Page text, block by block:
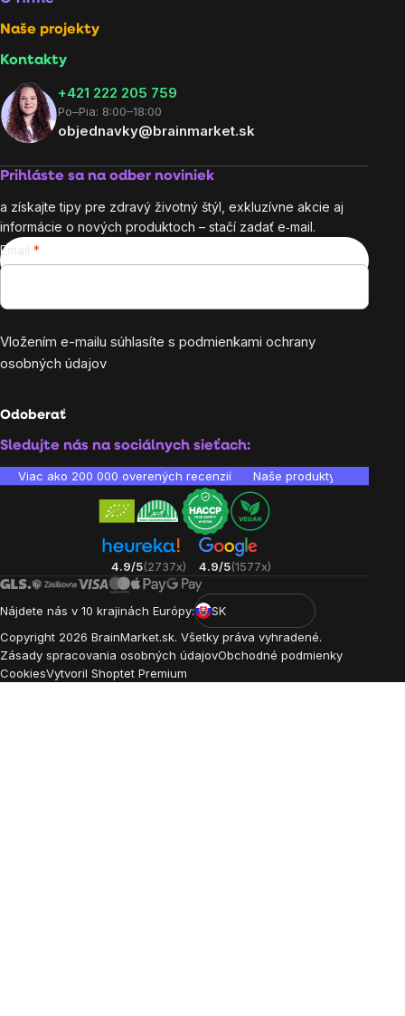
Naše projekty
Kontakty
+421 222 205 759
Po–Pia: 8:00–18:00
objednavky@brainmarket.sk
Prihláste sa na odber noviniek
a získajte tipy pre zdravý životný štýl, exkluzívne akcie aj
informácie o nových produktoch – stačí zadať e‑mail.
Email
Vložením e-mailu súhlasíte s podmienkami ochrany
osobných údajov
Odoberať
Sledujte nás na sociálnych sieťach:
Viac ako 200 000 overených recenzií Naše produkty sú
4.9/5(2737x) 4.9/5(1577x)
Nájdete nás v 10 krajinách Európy:
SK
Copyright 2026 BrainMarket.sk. Všetky práva vyhradené.
Zásady spracovania osobných údajovObchodné podmienky
CookiesVytvoril Shoptet Premium